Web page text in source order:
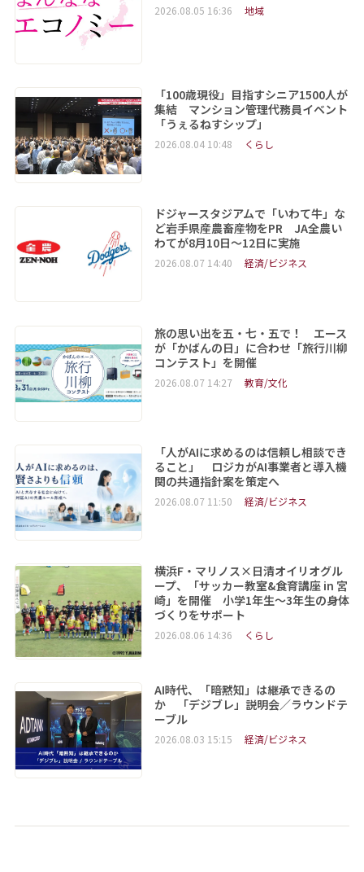
2026.08.05 16:36 地域
「100歳現役」目指すシニア1500人が
集結 マンション管理代務員イベント
「うぇるねすシップ」
2026.08.04 10:48 くらし
ドジャースタジアムで「いわて牛」な
ど岩手県産農畜産物をPR JA全農い
わてが8月10日～12日に実施
2026.08.07 14:40 経済/ビジネス
旅の思い出を五・七・五で！ エース
が「かばんの日」に合わせ「旅行川柳
コンテスト」を開催
2026.08.07 14:27 教育/文化
「人がAIに求めるのは信頼し相談でき
ること」 ロジカがAI事業者と導入機
関の共通指針案を策定へ
2026.08.07 11:50 経済/ビジネス
横浜F・マリノス×日清オイリオグル
ープ、「サッカー教室&食育講座 in 宮
崎」を開催 小学1年生～3年生の身体
づくりをサポート
2026.08.06 14:36 くらし
AI時代、「暗黙知」は継承できるの
か 「デジブレ」説明会／ラウンドテ
ーブル
2026.08.03 15:15 経済/ビジネス